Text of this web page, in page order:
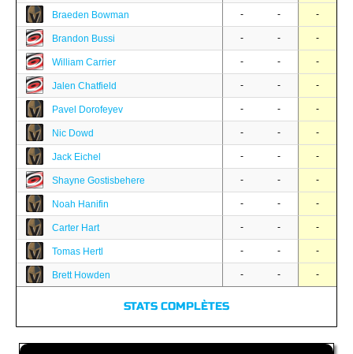
Braeden Bowman - - -
Brandon Bussi - - -
William Carrier - - -
Jalen Chatfield - - -
Pavel Dorofeyev - - -
Nic Dowd - - -
Jack Eichel - - -
Shayne Gostisbehere - - -
Noah Hanifin - - -
Carter Hart - - -
Tomas Hertl - - -
Brett Howden - - -
STATS COMPLÈTES